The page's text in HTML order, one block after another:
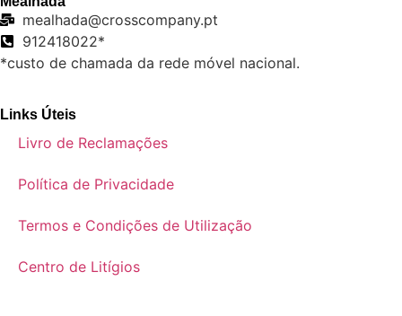
mealhada@crosscompany.pt
912418022*
*custo de chamada da rede móvel nacional.
Links Úteis
Livro de Reclamações
Política de Privacidade
Termos e Condições de Utilização
Centro de Litígios